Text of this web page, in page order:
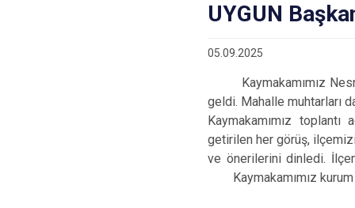
UYGUN
05.09.2025
Kaymakamımız Nesrin
geldi. Mahalle muhtarları
Kaymakamımız toplantı
getirilen her görüş,
ve önerilerini dinledi.
Kaymakamımız